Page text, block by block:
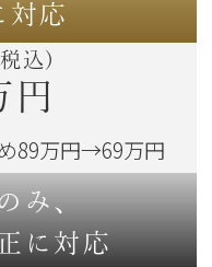
対応
込)
円
89万円→69万円
み、
に対応